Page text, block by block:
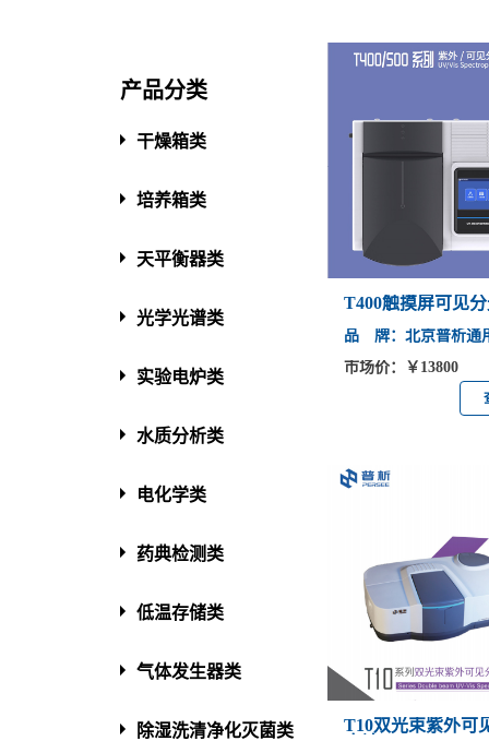
产品分类
干燥箱类
培养箱类
天平衡器类
光学光谱类
实验电炉类
水质分析类
电化学类
药典检测类
低温存储类
气体发生器类
除湿洗清净化灭菌类
T400触摸屏可见
品 牌：北京普析通
市场价：￥13800
T10双光束紫外可